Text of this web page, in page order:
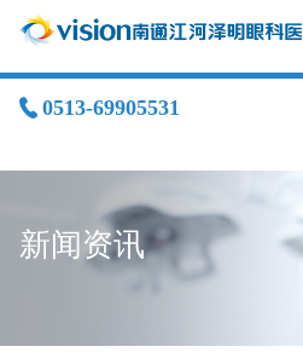
0513-69905531
新闻资讯